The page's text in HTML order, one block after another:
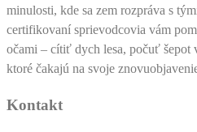
minulosti, kde sa zem rozpráva s
certifikovaní sprievodcovia vám
očami – cítiť dych lesa, počuť šepot
ktoré čakajú na svoje
Kontakt